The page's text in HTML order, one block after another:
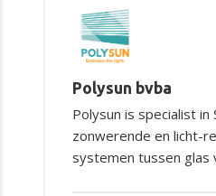
Polysun bvba
Polysun is specialist in
zonwerende en licht-
systemen tussen glas